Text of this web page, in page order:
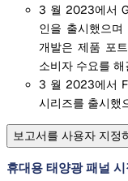
3 월 2023에서
인을 출시했으
개발은 제품 포
소비자 수요를 해
3 월 2023에서
시리즈를 출시했
보고서를 사용자 지정
휴대용 태양광 패널